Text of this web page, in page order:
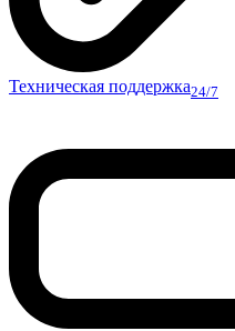
Техническая поддержка24/7